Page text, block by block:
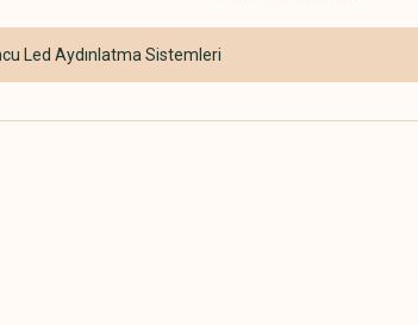
Led Aydınlatma Sistemleri